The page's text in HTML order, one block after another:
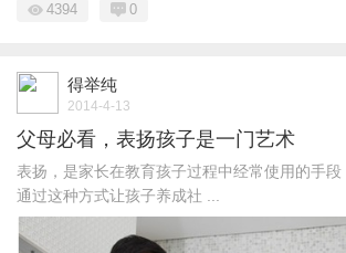
4394 0
得举纯
2014-4-13
父母必看，表扬孩子是一门艺术
表扬，是家长在教育孩子过程中经常使用的手
通过这种方式让孩子养成社 ...